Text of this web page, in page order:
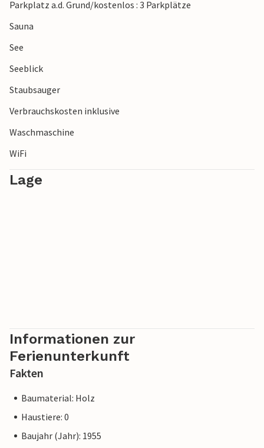
Parkplatz a.d. Grund/kostenlos : 3 Parkplätze
Sauna
See
Seeblick
Staubsauger
Verbrauchskosten inklusive
Waschmaschine
WiFi
Lage
Informationen zur
Ferienunterkunft
Fakten
Baumaterial: Holz
Haustiere: 0
Baujahr (Jahr): 1955